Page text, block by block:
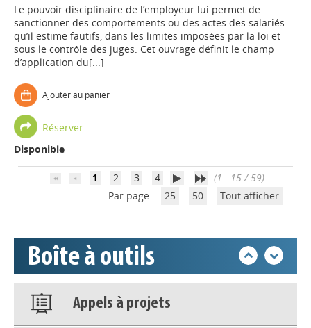
Le pouvoir disciplinaire de l’employeur lui permet de
sanctionner des comportements ou des actes des salariés
qu’il estime fautifs, dans les limites imposées par la loi et
sous le contrôle des juges. Cet ouvrage définit le champ
d’application du[...]
Ajouter au panier
Réserver
Disponible
1 2 3 4
(1 - 15 / 59)
Par page :
25 50 Tout afficher
Boîte à outils
déconnecter)
Nos veilles Scoop.it
Appels à projets